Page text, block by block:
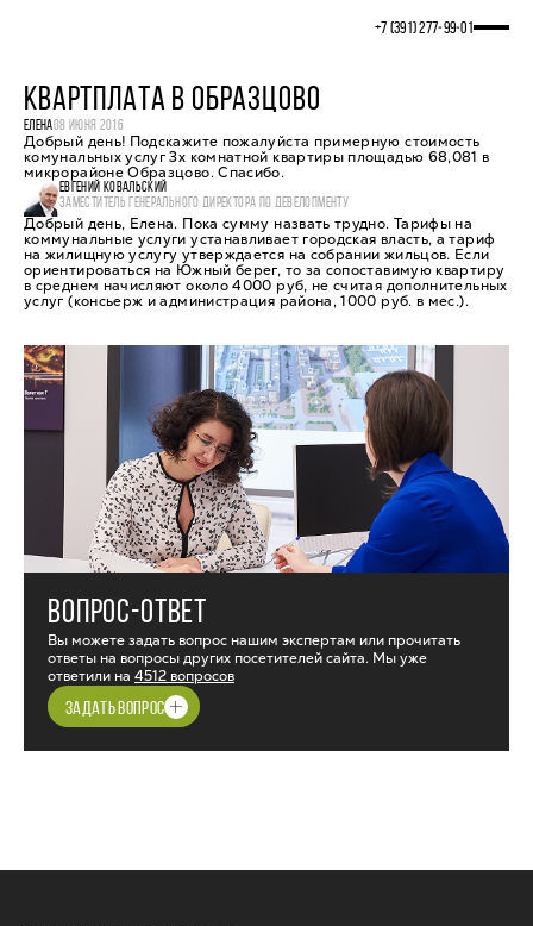
+7 (391) 277‒99‒01
КВАРТПЛАТА В ОБРАЗЦОВО
ЕЛЕНА08 ИЮНЯ 2016
Добрый день! Подскажите пожалуйста примерную стоимость
комунальных услуг 3х комнатной квартиры площадью 68,081 в
микрорайоне Образцово. Спасибо.
ЕВГЕНИЙ КОВАЛЬСКИЙ
ЗАМЕСТИТЕЛЬ ГЕНЕРАЛЬНОГО ДИРЕКТОРА ПО ДЕВЕЛОПМЕНТУ
Добрый день, Елена. Пока сумму назвать трудно. Тарифы на
коммунальные услуги устанавливает городская власть, а тариф
на жилищную услугу утверждается на собрании жильцов. Если
ориентироваться на Южный берег, то за сопоставимую квартиру
в среднем начисляют около 4000 руб, не считая дополнительных
услуг (консьерж и администрация района, 1000 руб. в мес.).
ВОПРОС-ОТВЕТ
Вы можете задать вопрос нашим экспертам или прочитать
ответы на вопросы других посетителей сайта. Мы уже
ответили на 4512 вопросов
ЗАДАТЬ ВОПРОС